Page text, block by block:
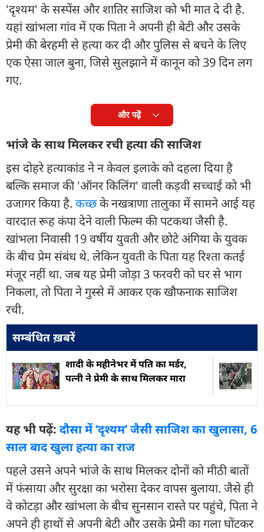
'दृश्यम' के सस्पेंस और शातिर साजिश को भी मात दे दी है.
यहां खांभला गांव में एक पिता ने अपनी ही बेटी और उसके
प्रेमी की बेरहमी से हत्या कर दी और पुलिस से बचने के लिए
एक ऐसा जाल बुना, जिसे सुलझाने में कानून को 39 दिन लग
गए.
और पढ़ें
भांजे के साथ मिलकर रची हत्या की साजिश
इस दोहरे हत्याकांड ने न केवल इलाके को दहला दिया है
बल्कि समाज की 'ऑनर किलिंग' वाली कड़वी सच्चाई को भी
उजागर किया है. कच्छके नखत्राणा तालुका में सामने आई यह
वारदात रूह कंपा देने वाली फिल्म की पटकथा जैसी है.
खांभला निवासी 19 वर्षीय युवती और छोटे अंगिया के युवक
के बीच प्रेम संबंध थे. लेकिन युवती के पिता यह रिश्ता कतई
मंजूर नहीं था. जब यह प्रेमी जोड़ा 3 फरवरी को घर से भाग
निकला, तो पिता ने गुस्से में आकर एक खौफनाक साजिश
रची.
सम्बंधित ख़बरें
शादी के महीनेभर में पति का मर्डर,
पत्नी ने प्रेमी के साथ मिलकर मारा
यह भी पढ़ें: दौसा में ‘दृश्यम’ जैसी साजिश का खुलासा, 6
साल बाद खुला हत्या का राज
पहले उसने अपने भांजे के साथ मिलकर दोनों को मीठी बातों
में फंसाया और सुरक्षा का भरोसा देकर वापस बुलाया. जैसे ही
वे कोटड़ा और खांभला के बीच सुनसान रास्ते पर पहुंचे, पिता ने
अपने ही हाथों से अपनी बेटी और उसके प्रेमी का गला घोंटकर